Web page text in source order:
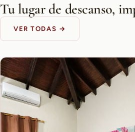
Tu lugar de descanso,
VER TODAS →